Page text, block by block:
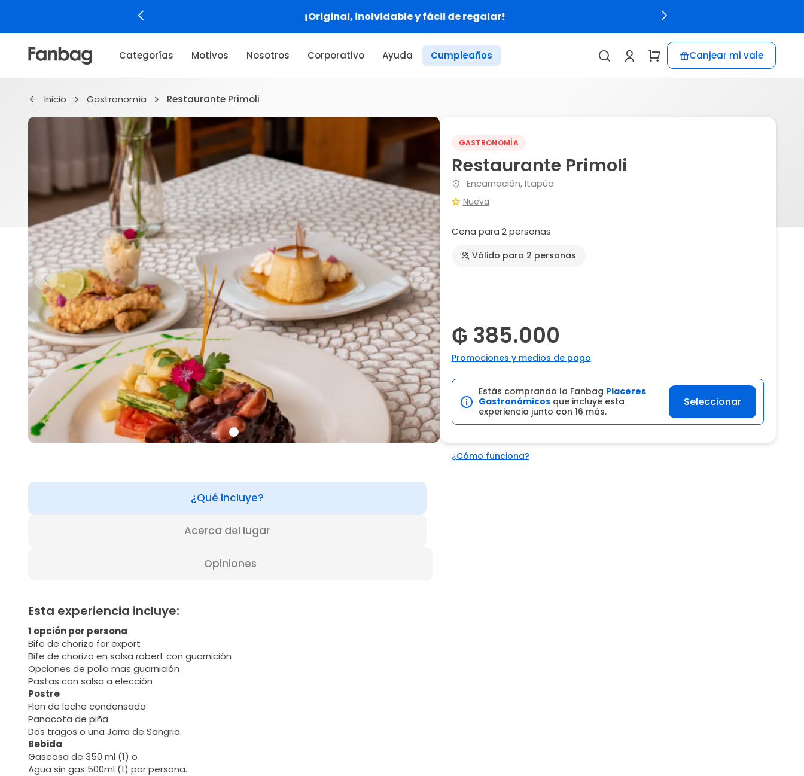
¡Original, inolvidable y fácil de regalar!
Categorías Motivos Nosotros Corporativo Ayuda Cumpleaños Canjear mi vale
Inicio Gastronomía Restaurante Primoli
GASTRONOMÍA
Restaurante Primoli
Encarnación, Itapúa
Nueva
Cena para 2 personas
Válido para 2 personas
₲ 385.000
Promociones y medios de pago
Estás comprando la Fanbag Placeres
Gastronómicosque incluye esta
experiencia junto con 16 más.
Seleccionar
¿Cómo funciona?
¿Qué incluye?
Acerca del lugar
Opiniones
Esta experiencia incluye:
1 opción por persona
Bife de chorizo for export
Bife de chorizo en salsa robert con guarnición
Opciones de pollo mas guarnición
Pastas con salsa a elección
Postre
Flan de leche condensada
Panacota de piña
Dos tragos o una Jarra de Sangria.
Bebida
Gaseosa de 350 ml (1) o
Agua sin gas 500ml (1) por persona.